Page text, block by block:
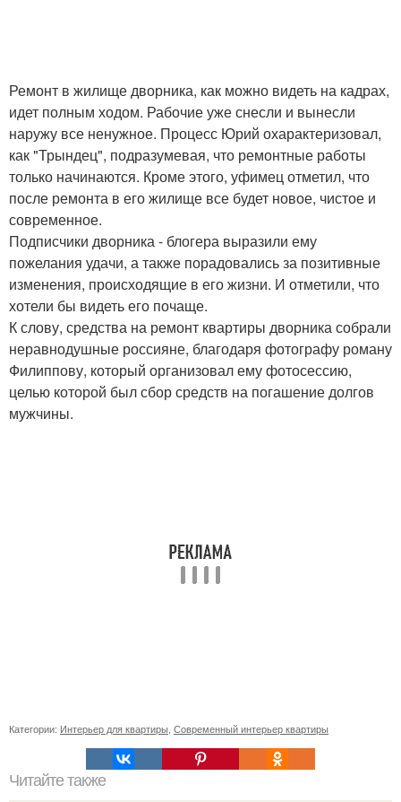
Ремонт в жилище дворника, как можно видеть на кадрах,
идет полным ходом. Рабочие уже снесли и вынесли
наружу все ненужное. Процесс Юрий охарактеризовал,
как "Трындец", подразумевая, что ремонтные работы
только начинаются. Кроме этого, уфимец отметил, что
после ремонта в его жилище все будет новое, чистое и
современное.
Подписчики дворника - блогера выразили ему
пожелания удачи, а также порадовались за позитивные
изменения, происходящие в его жизни. И отметили, что
хотели бы видеть его почаще.
К слову, средства на ремонт квартиры дворника собрали
неравнодушные россияне, благодаря фотографу роману
Филиппову, который организовал ему фотосессию,
целью которой был сбор средств на погашение долгов
мужчины.
Категории: Интерьер для квартиры Современный интерьер квартиры
Читайте также